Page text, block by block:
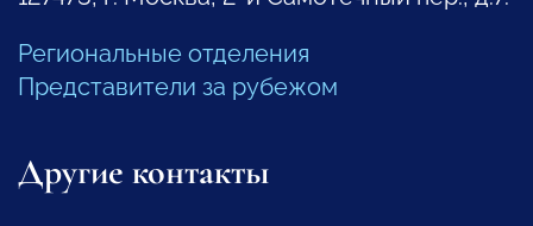
Региональные отделения
Представители за рубежом
Другие контакты